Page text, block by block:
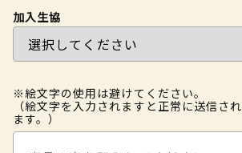
加入生協
※絵文字の使用は避けてください。
（絵文字を入力されますと正常に送信さ
ます。）